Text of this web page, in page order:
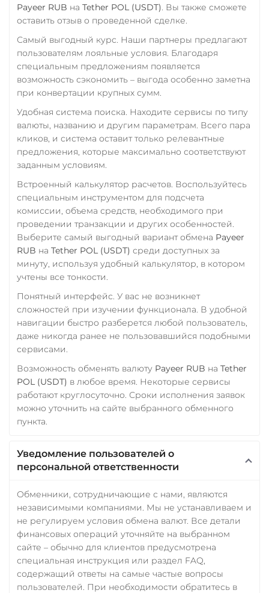
Tezos (XTZ)
Tornado Cash (TORN)
Tron (TRX)
TrueUSD (TUSD)
ERC20
TRUMP
Trust Wallet Token (TWT)
BEP20
Uniswap (UNI)
USD Coin (USDC)
ERC20
CRONOS
ARB
OP
RONIN
NEAR
XLM
Utopia USD (UUSD)
Verge (XVG)
WAVES
Wrapped Bitcoin (WBTC)
Wrapped Ethereum (WETH)
CRO
RONIN
Zcash (ZEC)
УкрСиббанк UAH
Центр Кредит KZT
Элкарт KGS
Payeer RUB на Tether POL (USDT). Вы также сможете
оставить отзыв о проведенной сделке.
Самый выгодный курс. Наши партнеры предлагают
пользователям лояльные условия. Благодаря
специальным предложениям появляется
возможность сэкономить – выгода особенно заметна
при конвертации крупных сумм.
Удобная система поиска. Находите сервисы по типу
валюты, названию и другим параметрам. Всего пара
кликов, и система оставит только релевантные
предложения, которые максимально соответствуют
заданным условиям.
Встроенный калькулятор расчетов. Воспользуйтесь
специальным инструментом для подсчета
комиссии, объема средств, необходимого при
проведении транзакции и других особенностей.
Выберите самый выгодный вариант обмена Payeer
RUB на Tether POL (USDT) среди доступных за
минуту, используя удобный калькулятор, в котором
учтены все тонкости.
Понятный интерфейс. У вас не возникнет
сложностей при изучении функционала. В удобной
навигации быстро разберется любой пользователь,
даже никогда ранее не пользовавшийся подобными
сервисами.
Возможность обменять валюту Payeer RUB на Tether
POL (USDT) в любое время. Некоторые сервисы
работают круглосуточно. Сроки исполнения заявок
можно уточнить на сайте выбранного обменного
пункта.
Уведомление пользователей о
персональной ответственности
Обменники, сотрудничающие с нами, являются
независимыми компаниями. Мы не устанавливаем и
не регулируем условия обмена валют. Все детали
финансовых операций уточняйте на выбранном
сайте – обычно для клиентов предусмотрена
специальная инструкция или раздел FAQ,
содержащий ответы на самые частые вопросы
пользователей. При необходимости обратитесь в